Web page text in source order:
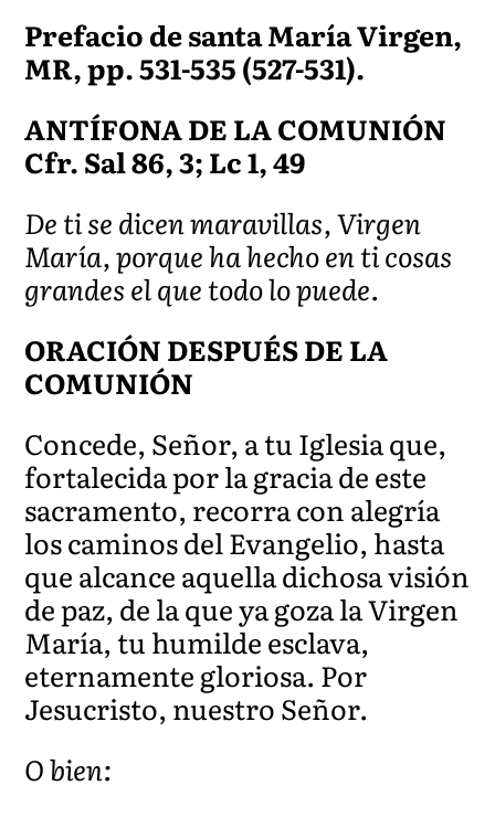
Prefacio de santa María Virgen,
MR, pp. 531-535 (527-531).
ANTÍFONA DE LA COMUNIÓN
Cfr. Sal 86, 3; Lc 1, 49
De ti se dicen maravillas, Virgen
María, porque ha hecho en ti cosas
grandes el que todo lo puede.
ORACIÓN DESPUÉS DE LA
COMUNIÓN
Concede, Señor, a tu Iglesia que,
fortalecida por la gracia de este
sacramento, recorra con alegría
los caminos del Evangelio, hasta
que alcance aquella dichosa visión
de paz, de la que ya goza la Virgen
María, tu humilde esclava,
eternamente gloriosa. Por
Jesucristo, nuestro Señor.
O bien: